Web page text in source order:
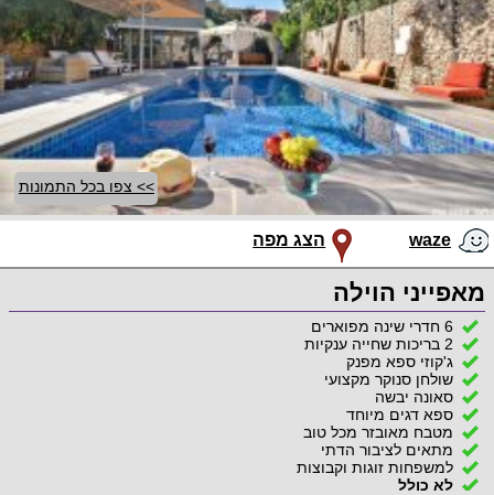
>> צפו בכל התמונות
waze הצג מפה
מאפייני הוילה
6 חדרי שינה מפוארים
2 בריכות שחייה ענקיות
ג'קוזי ספא מפנק
שולחן סנוקר מקצועי
סאונה יבשה
ספא דגים מיוחד
מטבח מאובזר מכל טוב
מתאים לציבור הדתי
למשפחות זוגות וקבוצות
לא כולל